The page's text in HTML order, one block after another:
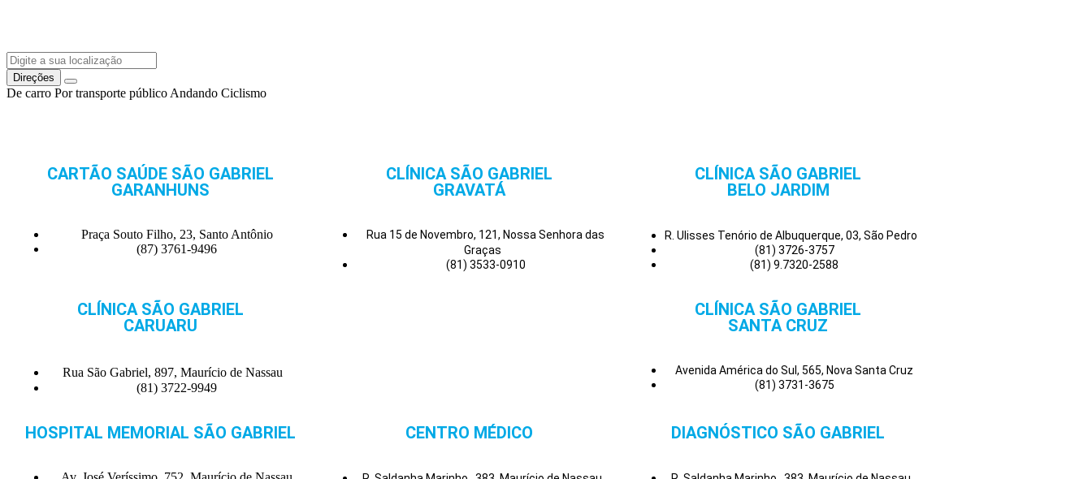
Direções
De carro Por transporte público Andando Ciclismo
CARTÃO SAÚDE SÃO GABRIEL
GARANHUNS
Praça Souto Filho, 23, Santo Antônio
(87) 3761-9496
CLÍNICA SÃO GABRIEL
GRAVATÁ
Rua 15 de Novembro, 121, Nossa Senhora das
Graças
(81) 3533-0910
CLÍNICA SÃO GABRIEL
BELO JARDIM
R. Ulisses Tenório de Albuquerque, 03, São Pedro
(81) 3726-3757
(81) 9.7320-2588
CLÍNICA SÃO GABRIEL
CARUARU
Rua São Gabriel, 897, Maurício de Nassau
(81) 3722-9949
CLÍNICA SÃO GABRIEL
SANTA CRUZ
Avenida América do Sul, 565, Nova Santa Cruz
(81) 3731-3675
HOSPITAL MEMORIAL SÃO GABRIEL CENTRO MÉDICO DIAGNÓSTICO SÃO GABRIEL